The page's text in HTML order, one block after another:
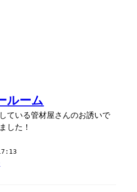
ルーム
ている管材屋さんのお誘いで
した！